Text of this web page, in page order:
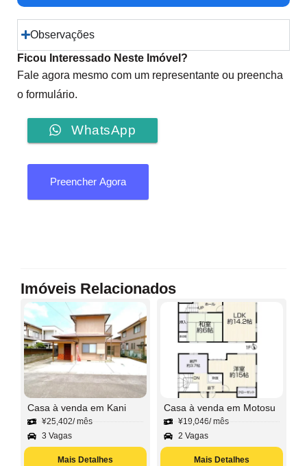
Observações
Ficou Interessado Neste Imóvel?
Fale agora mesmo com um representante ou preencha
o formulário.
WhatsApp
Preencher Agora
Imóveis Relacionados
Casa à venda em Kani
¥25,402/ mês
3 Vagas
Mais Detalhes
Casa à venda em Motosu
¥19,046/ mês
2 Vagas
Mais Detalhes